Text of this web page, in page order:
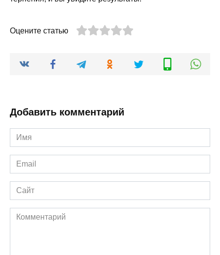
Оцените статью
Добавить комментарий
Имя
*
Email
*
Сайт
Комментарий